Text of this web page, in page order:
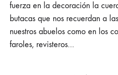
fuerza en la decoración la
butacas que nos recuerdan a
nuestros abuelos como en los
faroles, revisteros…